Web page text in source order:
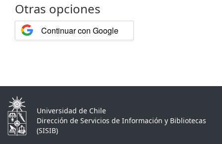
Otras opciones
Continuar con Google
Universidad de Chile
Dirección de Servicios de Información y Bibliotecas
(SISIB)